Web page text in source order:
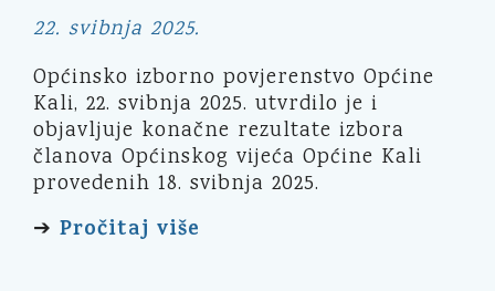
22. svibnja 2025.
Općinsko izborno povjerenstvo Općine
Kali, 22. svibnja 2025. utvrdilo je i
objavljuje konačne rezultate izbora
članova Općinskog vijeća Općine Kali
provedenih 18. svibnja 2025.
➔ Pročitaj više